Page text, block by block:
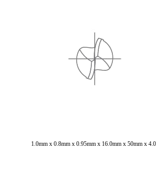
1.0mm x 0.8mm x 0.95mm x 16.0mm x 50mm x